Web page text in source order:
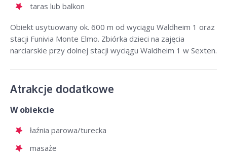
taras lub balkon
Obiekt usytuowany ok. 600 m od wyciągu Waldheim 1 oraz
stacji Funivia Monte Elmo. Zbiórka dzieci na zajęcia
narciarskie przy dolnej stacji wyciągu Waldheim 1 w Sexten.
Atrakcje dodatkowe
W obiekcie
łaźnia parowa/turecka
masaże